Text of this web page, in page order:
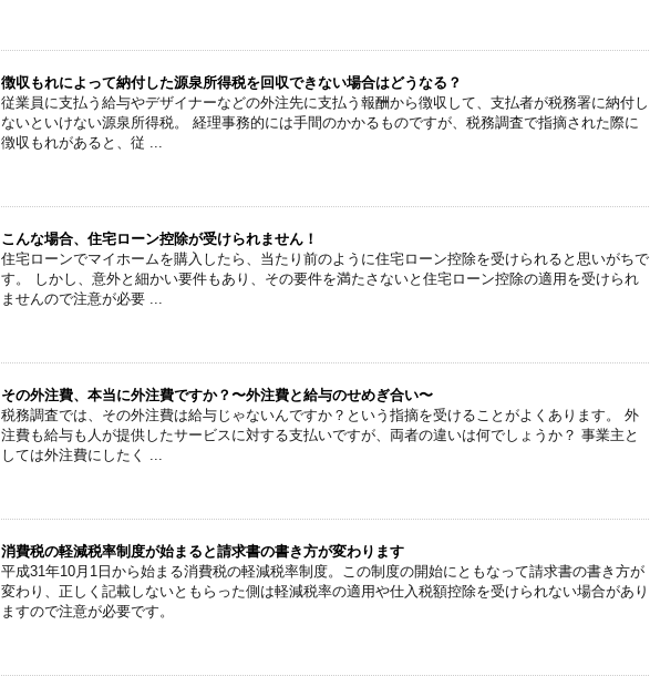
徴収もれによって納付した源泉所得税を回収できない場合はどうなる？
従業員に支払う給与やデザイナーなどの外注先に支払う報酬から徴収して、支払者が税務署に納付し
ないといけない源泉所得税。 経理事務的には手間のかかるものですが、税務調査で指摘された際に
徴収もれがあると、従 ...
こんな場合、住宅ローン控除が受けられません！
住宅ローンでマイホームを購入したら、当たり前のように住宅ローン控除を受けられると思いがちで
す。 しかし、意外と細かい要件もあり、その要件を満たさないと住宅ローン控除の適用を受けられ
ませんので注意が必要 ...
その外注費、本当に外注費ですか？〜外注費と給与のせめぎ合い〜
税務調査では、その外注費は給与じゃないんですか？という指摘を受けることがよくあります。 外
注費も給与も人が提供したサービスに対する支払いですが、両者の違いは何でしょうか？ 事業主と
しては外注費にしたく ...
消費税の軽減税率制度が始まると請求書の書き方が変わります
平成31年10月1日から始まる消費税の軽減税率制度。この制度の開始にともなって請求書の書き方が
変わり、正しく記載しないともらった側は軽減税率の適用や仕入税額控除を受けられない場合があり
ますので注意が必要です。